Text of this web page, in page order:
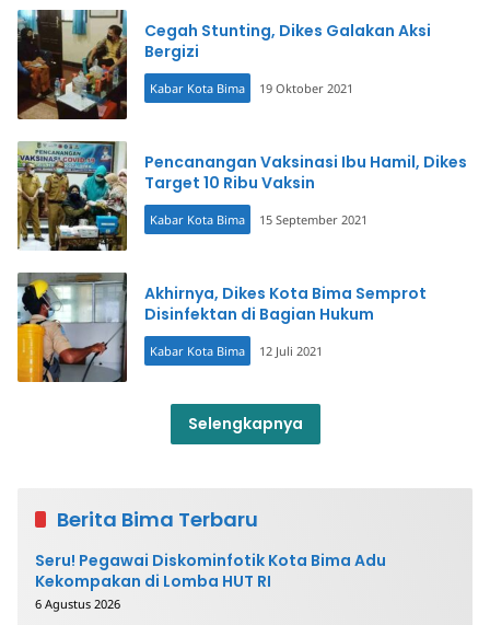
Cegah Stunting, Dikes Galakan Aksi
Bergizi
Kabar Kota Bima 19 Oktober 2021
Pencanangan Vaksinasi Ibu Hamil, Dikes
Target 10 Ribu Vaksin
Kabar Kota Bima 15 September 2021
Akhirnya, Dikes Kota Bima Semprot
Disinfektan di Bagian Hukum
Kabar Kota Bima 12 Juli 2021
Selengkapnya
Berita Bima Terbaru
Seru! Pegawai Diskominfotik Kota Bima Adu
Kekompakan di Lomba HUT RI
6 Agustus 2026